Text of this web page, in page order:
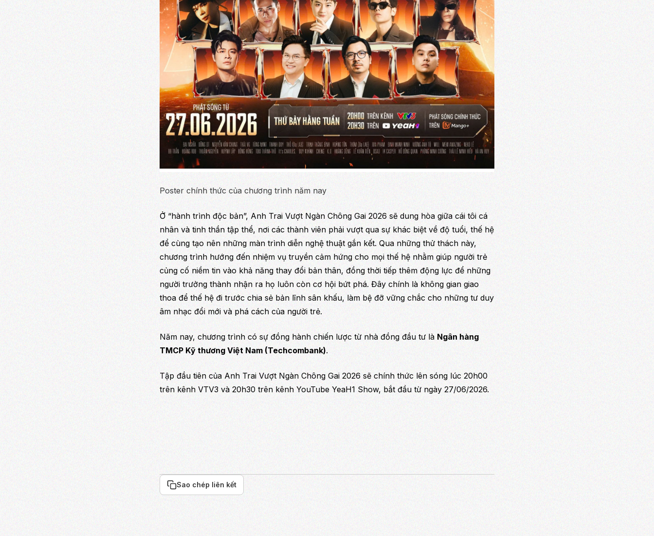
Poster chính thức của chương trình năm nay
Ở “hành trình độc bản”, Anh Trai Vượt Ngàn Chông Gai 2026 sẽ dung hòa giữa cái tôi cá
nhân và tinh thần tập thể, nơi các thành viên phải vượt qua sự khác biệt về độ tuổi, thế hệ
để cùng tạo nên những màn trình diễn nghệ thuật gắn kết. Qua những thử thách này,
chương trình hướng đến nhiệm vụ truyền cảm hứng cho mọi thế hệ nhằm giúp người trẻ
củng cố niềm tin vào khả năng thay đổi bản thân, đồng thời tiếp thêm động lực để những
người trưởng thành nhận ra họ luôn còn cơ hội bứt phá. Đây chính là không gian giao
thoa để thế hệ đi trước chia sẻ bản lĩnh sân khấu, làm bệ đỡ vững chắc cho những tư duy
âm nhạc đổi mới và phá cách của người trẻ.
Năm nay, chương trình có sự đồng hành chiến lược từ nhà đồng đầu tư là Ngân hàng
TMCP Kỹ thương Việt Nam (Techcombank).
Tập đầu tiên của Anh Trai Vượt Ngàn Chông Gai 2026 sẽ chính thức lên sóng lúc 20h00
trên kênh VTV3 và 20h30 trên kênh YouTube YeaH1 Show, bắt đầu từ ngày 27/06/2026.
Sao chép liên kết